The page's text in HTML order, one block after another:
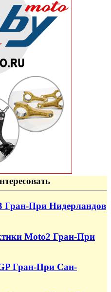
Гран-При Нидерландов
Moto2 Гран-При
Гран-При Сан-